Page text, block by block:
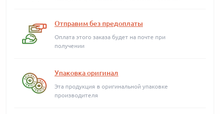
Отправим без предоплаты
Оплата этого заказа будет на почте при
получении
Упаковка оригинал
Эта продукция в оригинальной упаковке
производителя